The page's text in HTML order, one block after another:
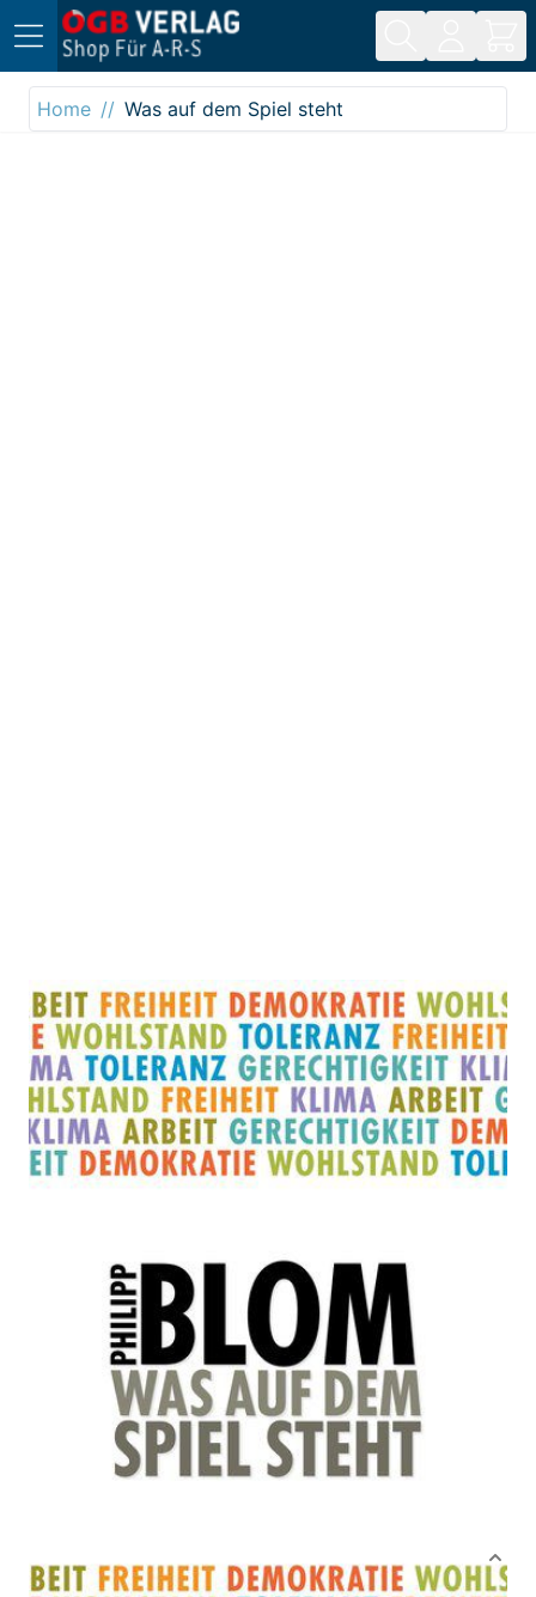
Direkt zum Inhalt
Home
Was auf dem Spiel steht
Was auf dem Spiel steht
Zur Wunschliste hinzufügen
Von Philipp Blom
Buch 224 Seiten
gebunden
ISBN: 978-3-446-
25664-4
Bibliografische Daten